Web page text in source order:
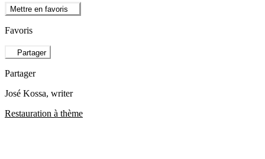
Mettre en favoris
Favoris
Partager
Partager
José Kossa, writer
Restauration à thème